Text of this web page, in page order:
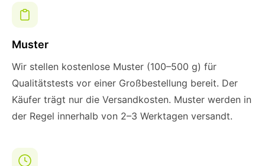
Muster
Wir stellen kostenlose Muster (100–500 g) für
Qualitätstests vor einer Großbestellung bereit. Der
Käufer trägt nur die Versandkosten. Muster werden in
der Regel innerhalb von 2–3 Werktagen versandt.